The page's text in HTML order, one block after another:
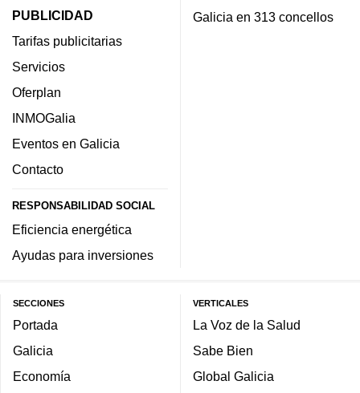
PUBLICIDAD
Tarifas publicitarias
Servicios
Oferplan
INMOGalia
Eventos en Galicia
Contacto
RESPONSABILIDAD SOCIAL
Eficiencia energética
Ayudas para inversiones
Galicia en 313 concellos
SECCIONES
Portada
Galicia
Economía
VERTICALES
La Voz de la Salud
Sabe Bien
Global Galicia